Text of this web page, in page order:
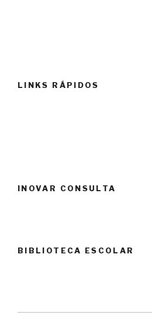
LINKS RÁPIDOS
INOVAR CONSULTA
BIBLIOTECA ESCOLAR